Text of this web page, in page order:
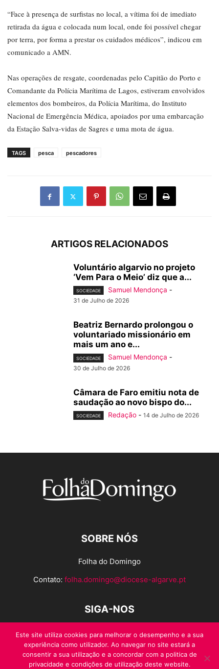
“Face à presença de surfistas no local, a vítima foi de imediato
retirada da água e colocada num local, onde foi possível chegar
por terra, por forma a prestar os cuidados médicos”, indicou em
comunicado a AMN.
Nas operações de resgate, coordenadas pelo Capitão do Porto e
Comandante da Polícia Marítima de Lagos, estiveram envolvidos
elementos dos bombeiros, da Polícia Marítima, do Instituto
Nacional de Emergência Médica, apoiados por uma embarcação
da Estação Salva-vidas de Sagres e uma mota de água.
TAGS pesca pescadores
ARTIGOS RELACIONADOS
Voluntário algarvio no projeto
‘Vem Para o Meio’ diz que a...
SOCIEDADE Samuel Mendonça -
31 de Julho de 2026
Beatriz Bernardo prolongou o
voluntariado missionário em
mais um ano e...
SOCIEDADE Samuel Mendonça -
30 de Julho de 2026
Câmara de Faro emitiu nota de
saudação ao novo bispo do...
SOCIEDADE Redação - 14 de Julho de 2026
SOBRE NÓS
Folha do Domingo
Contato: folha.domingo@diocese-algarve.pt
SIGA-NOS
Este site utiliza cookies para melhorar o desempenho e a sua
experiência como utilizador. Ao navegar no site estará a
consentir a sua utilização e a concordar com a politica de
privacidade e condições de utilização deste website.